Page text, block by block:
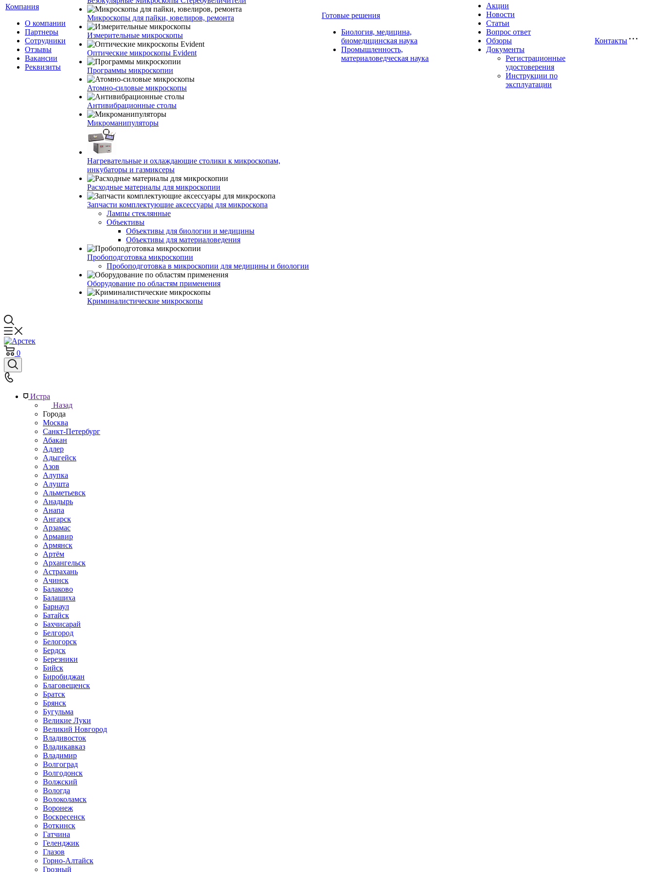
Компания
О компании
Партнеры
Сотрудники
Отзывы
Вакансии
Реквизиты
Микроскопы для пайки, ювелиров, ремонта
Измерительные микроскопы
Оптические микроскопы Evident
Программы микроскопии
Атомно-силовые микроскопы
Антивибрационные столы
Микроманипуляторы
Нагревательные и охлаждающие столики к микроскопам,
инкубаторы и газмиксеры
Расходные материалы для микроскопии
Запчасти комплектующие аксессуары для микроскопа
Лампы стеклянные
Объективы
Объективы для биологии и медицины
Объективы для материаловедения
Пробоподготовка микроскопии
Пробоподготовка в микроскопии для медицины и биологии
Оборудование по областям применения
Криминалистические микроскопы
Готовые решения
Биология, медицина,
биомедицинская наука
Промышленность,
материаловедческая наука
Акции
Новости
Статьи
Вопрос ответ
Обзоры
Документы
Регистрационные
удостоверения
Инструкции по
эксплуатации
Контакты
0
Истра
Назад
Города
Москва
Санкт-Петербург
Абакан
Адлер
Адыгейск
Азов
Алупка
Алушта
Альметьевск
Анадырь
Анапа
Ангарск
Арзамас
Армавир
Армянск
Артём
Архангельск
Астрахань
Ачинск
Балаково
Балашиха
Барнаул
Батайск
Бахчисарай
Белгород
Белогорск
Бердск
Березники
Бийск
Биробиджан
Благовещенск
Братск
Брянск
Бугульма
Великие Луки
Великий Новгород
Владивосток
Владикавказ
Владимир
Волгоград
Волгодонск
Волжский
Вологда
Волоколамск
Воронеж
Воскресенск
Воткинск
Гатчина
Геленджик
Глазов
Горно-Алтайск
Грозный